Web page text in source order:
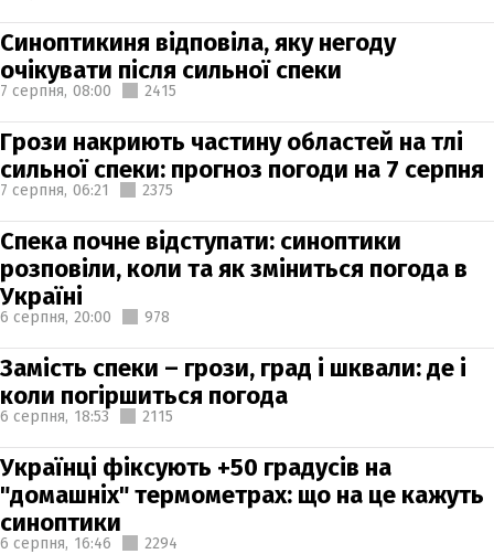
Синоптикиня відповіла, яку негоду
очікувати після сильної спеки
7 серпня, 08:00 2415
Грози накриють частину областей на тлі
сильної спеки: прогноз погоди на 7 серпня
7 серпня, 06:21 2375
Спека почне відступати: синоптики
розповіли, коли та як зміниться погода в
Україні
6 серпня, 20:00 978
Замість спеки – грози, град і шквали: де і
коли погіршиться погода
6 серпня, 18:53 2115
Українці фіксують +50 градусів на
"домашніх" термометрах: що на це кажуть
синоптики
6 серпня, 16:46 2294